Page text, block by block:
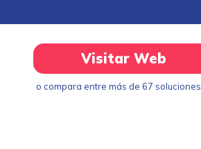
Visitar Web
o compara entre más de 67 soluciones